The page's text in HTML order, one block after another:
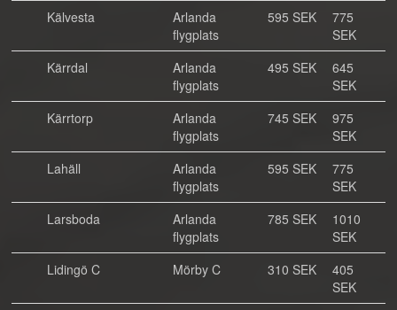
Kälvesta
Arlanda
flygplats
595 SEK
775
SEK
Kärrdal
Arlanda
flygplats
495 SEK
645
SEK
Kärrtorp
Arlanda
flygplats
745 SEK
975
SEK
Lahäll
Arlanda
flygplats
595 SEK
775
SEK
Larsboda
Arlanda
flygplats
785 SEK
1010
SEK
Lidingö C
Mörby C 310 SEK
405
SEK